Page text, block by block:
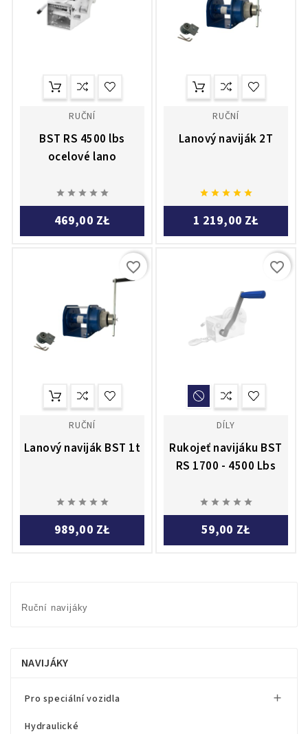
RUČNÍ
BST RS 4500 lbs
ocelové lano
    
469,00 ZŁ
RUČNÍ
Lanový naviják 2T
    
1 219,00 ZŁ
RUČNÍ
Lanový naviják BST 1t
    
989,00 ZŁ
favorite_border
DÍLY
Rukojeť navijáku BST
RS 1700 - 4500 Lbs
    
59,00 ZŁ
favorite_border
Ruční navijáky
NAVIJÁKY
Pro speciální vozidla 
Hydraulické